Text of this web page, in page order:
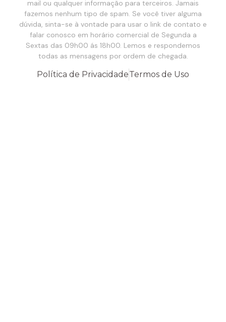
mail ou qualquer informação para terceiros. Jamais
fazemos nenhum tipo de spam. Se você tiver alguma
dúvida, sinta-se à vontade para usar o link de contato e
falar conosco em horário comercial de Segunda a
Sextas das 09h00 ás 18h00. Lemos e respondemos
todas as mensagens por ordem de chegada.
Política de PrivacidadeTermos de Uso